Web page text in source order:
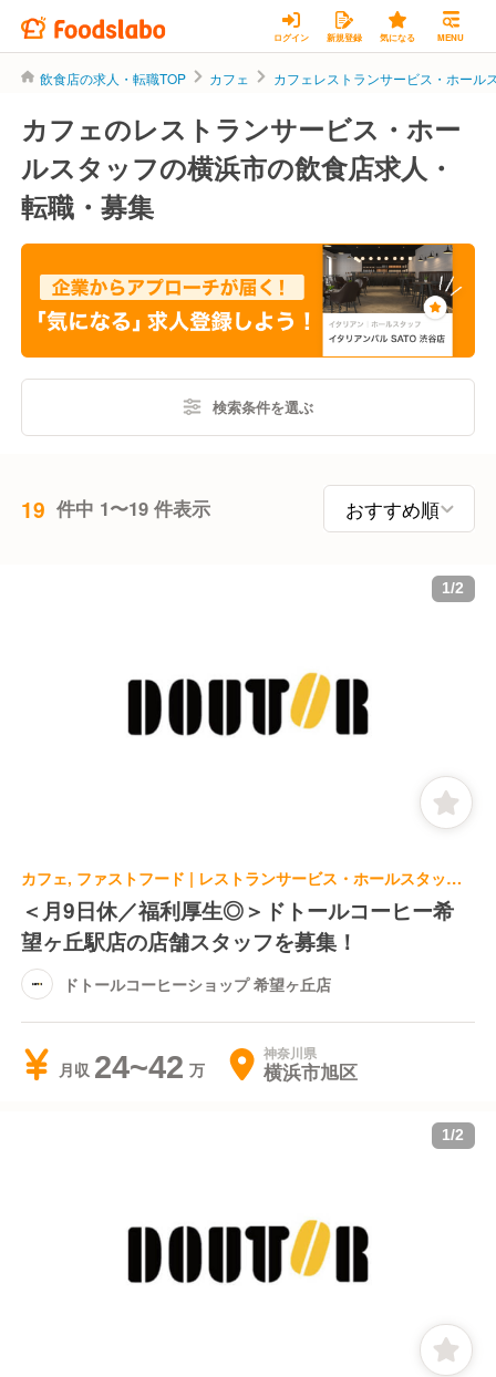
ログイン 新規登録 気になる MENU
飲食店の求人・転職TOP カフェ カフェレストランサービス・ホール
カフェのレストランサービス・ホー
ルスタッフの横浜市の飲食店求人・
転職・募集
検索条件を選ぶ
19 件中 1〜19 件表示
1/2
カフェ, ファストフード | レストランサービス・ホールスタッフ | ドトールコーヒーショップ 希望ヶ丘店
＜月9日休／福利厚生◎＞ドトールコーヒー希
望ヶ丘駅店の店舗スタッフを募集！
ドトールコーヒーショップ 希望ヶ丘店
月収 24~42 神奈川県
横浜市旭区
1/2